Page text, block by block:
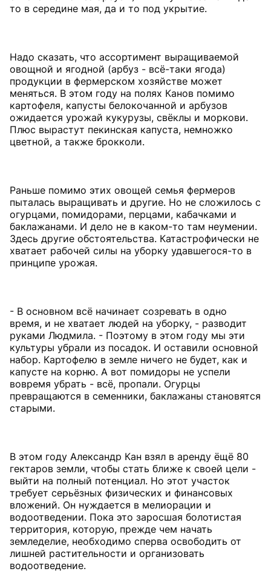
то в середине мая, да и то под укрытие.
Надо сказать, что ассортимент выращиваемой
овощной и ягодной (арбуз - всё-таки ягода)
продукции в фермерском хозяйстве может
меняться. В этом году на полях Канов помимо
картофеля, капусты белокочанной и арбузов
ожидается урожай кукурузы, свёклы и моркови.
Плюс вырастут пекинская капуста, немножко
цветной, а также брокколи.
Раньше помимо этих овощей семья фермеров
пыталась выращивать и другие. Но не сложилось с
огурцами, помидорами, перцами, кабачками и
баклажанами. И дело не в каком-то там неумении.
Здесь другие обстоятельства. Катастрофически не
хватает рабочей силы на уборку удавшегося-то в
принципе урожая.
- В основном всё начинает созревать в одно
время, и не хватает людей на уборку, - разводит
руками Людмила. - Поэтому в этом году мы эти
культуры убрали из посадок. И оставили основной
набор. Картофелю в земле ничего не будет, как и
капусте на корню. А вот помидоры не успели
вовремя убрать - всё, пропали. Огурцы
превращаются в семенники, баклажаны становятся
старыми.
В этом году Александр Кан взял в аренду ёщё 80
гектаров земли, чтобы стать ближе к своей цели -
выйти на полный потенциал. Но этот участок
требует серьёзных физических и финансовых
вложений. Он нуждается в мелиорации и
водоотведении. Пока это заросшая болотистая
территория, которую, прежде чем начать
земледелие, необходимо сперва освободить от
лишней растительности и организовать
водоотведение.